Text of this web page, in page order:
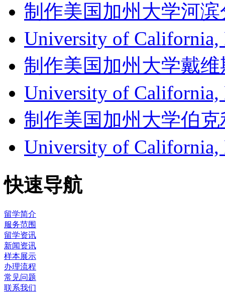
制作美国加州大学河
University of
制作美国加州大学戴
University of
制作美国加州大学伯
University of
快速导航
留学简介
服务范围
留学资讯
新闻资讯
样本展示
办理流程
常见问题
联系我们